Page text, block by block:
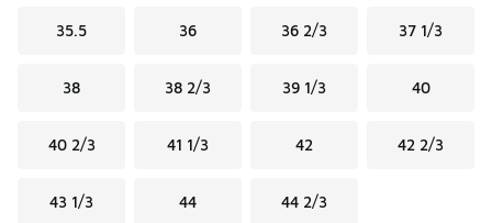
35.5 36 36 2/3 37 1/3
38 38 2/3 39 1/3 40
40 2/3 41 1/3 42 42 2/3
43 1/3 44 44 2/3